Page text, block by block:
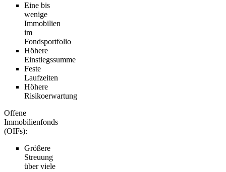
Eine bis
wenige
Immobilien
im
Fondsportfolio
Höhere
Einstiegssumme
Feste
Laufzeiten
Höhere
Risikoerwartung
Offene
Immobilienfonds
(OIFs):
Größere
Streuung
über viele